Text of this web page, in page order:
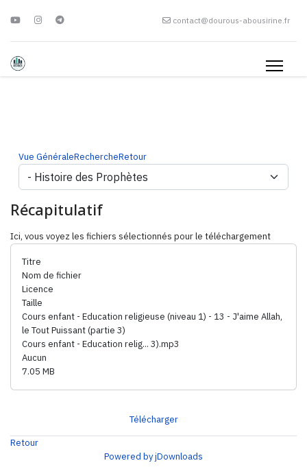
contact@dourous-abousirine.fr
Vue GénéraleRechercheRetour
Récapitulatif
Ici, vous voyez les fichiers sélectionnés pour le téléchargement
Titre
Nom de fichier
Licence
Taille
Cours enfant - Education religieuse (niveau 1) - 13 - J'aime Allah,
le Tout Puissant (partie 3)
Cours enfant - Education relig... 3).mp3
Aucun
7.05 MB
Télécharger
Retour
Powered by jDownloads